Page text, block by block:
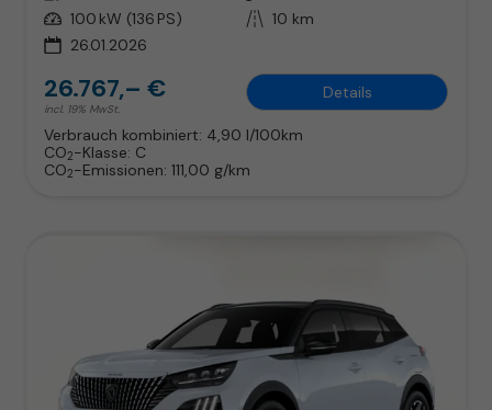
Leistung 100 kW (136 PS) Kilometerstand 10 km
26.01.2026
26.767,– €
incl. 19% MwSt.
Details
Verbrauch kombiniert: 4,90 l/100km
CO2-Klasse: C
CO2-Emissionen: 111,00 g/km